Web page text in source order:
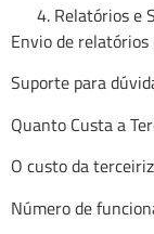
Relatórios e
Envio de
Suporte para
Quanto Custa a
O custo da
Número de